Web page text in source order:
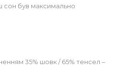
сон був максимально
35% шовк / 65% тенсел –